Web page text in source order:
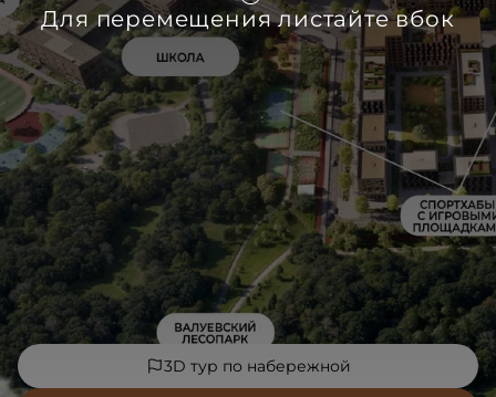
3D тур по набережной
Для перемещения листайте вбок